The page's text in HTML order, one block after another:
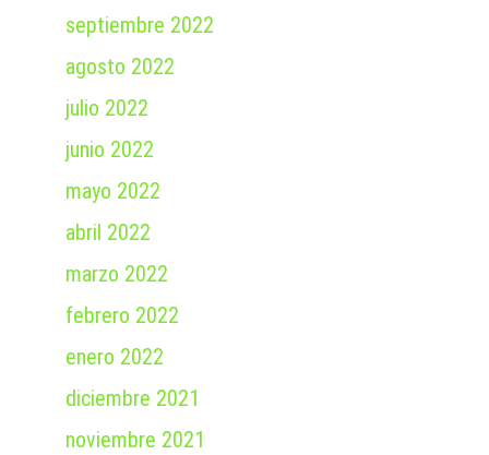
septiembre 2022
agosto 2022
julio 2022
junio 2022
mayo 2022
abril 2022
marzo 2022
febrero 2022
enero 2022
diciembre 2021
noviembre 2021